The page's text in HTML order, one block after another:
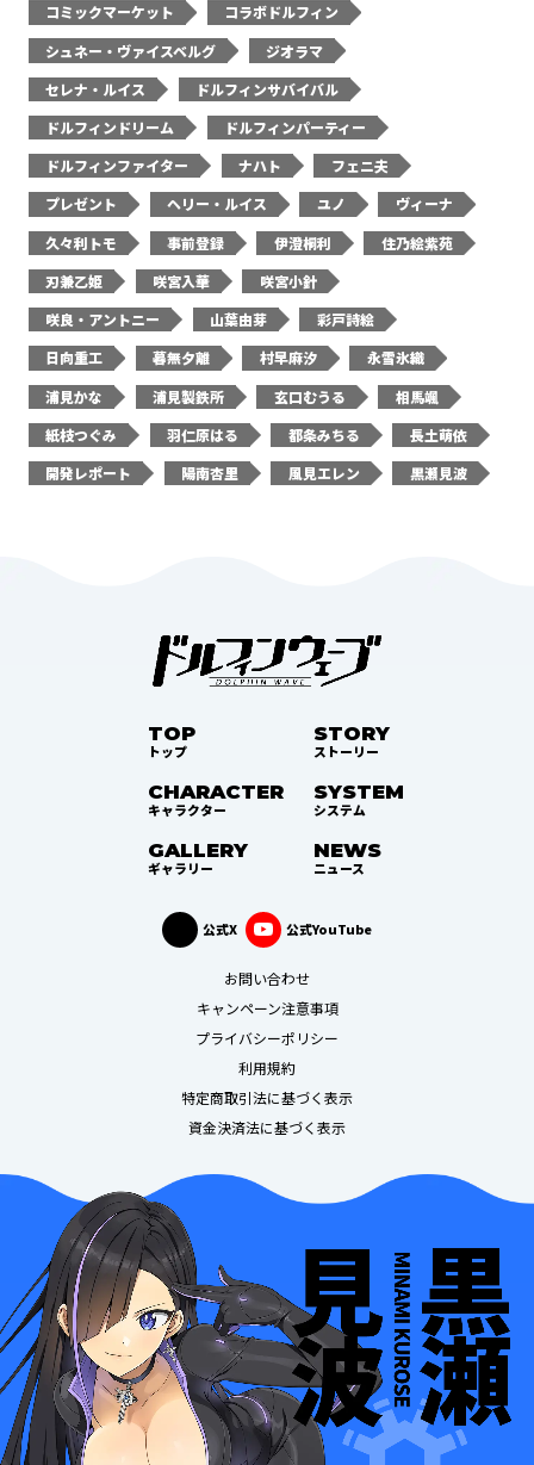
コミックマーケット
コラボドルフィン
シュネー・ヴァイスベルグ
ジオラマ
セレナ・ルイス
ドルフィンサバイバル
ドルフィンドリーム
ドルフィンパーティー
ドルフィンファイター
ナハト
フェニ夫
プレゼント
ヘリー・ルイス ユノ
ヴィーナ
久々利トモ
事前登録 伊澄桐利
住乃絵紫苑
刃兼乙姫
咲宮入華
咲宮小針
咲良・アントニー
山葉由芽
彩戸詩絵
日向重工
暮無夕離 村早麻汐
永雪氷織
浦見かな
浦見製鉄所 玄口むうる
相馬颯
紙枝つぐみ
羽仁原はる 都条みちる
長土萌依
開発レポート
陽南杏里 風見エレン 黒瀬見波
TOP
トップ
STORY
ストーリー
CHARACTER
キャラクター
SYSTEM
システム
GALLERY
ギャラリー
NEWS
ニュース
公式X 公式YouTube
お問い合わせ
キャンペーン注意事項
プライバシーポリシー
利用規約
特定商取引法に基づく表示
資金決済法に基づく表示